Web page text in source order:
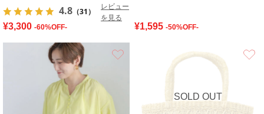
4.8 （31）
レビュー
を見る
¥3,300 -60%OFF- ¥1,595 -50%OFF-
SOLD OUT